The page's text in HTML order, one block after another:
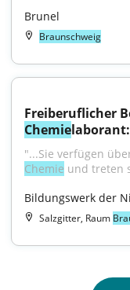
Brunel
Braunschweig
Chemie
Chemie und treten
Bildungswerk der
Salzgitter, Raum